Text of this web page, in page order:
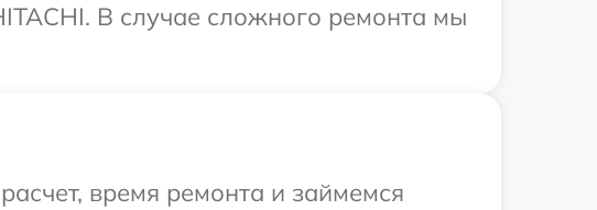
В случае сложного ремонта мы
время ремонта и займемся